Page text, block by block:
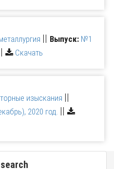
|| Выпуск: №1
Скачать
изыскания ||
2020 год. ||